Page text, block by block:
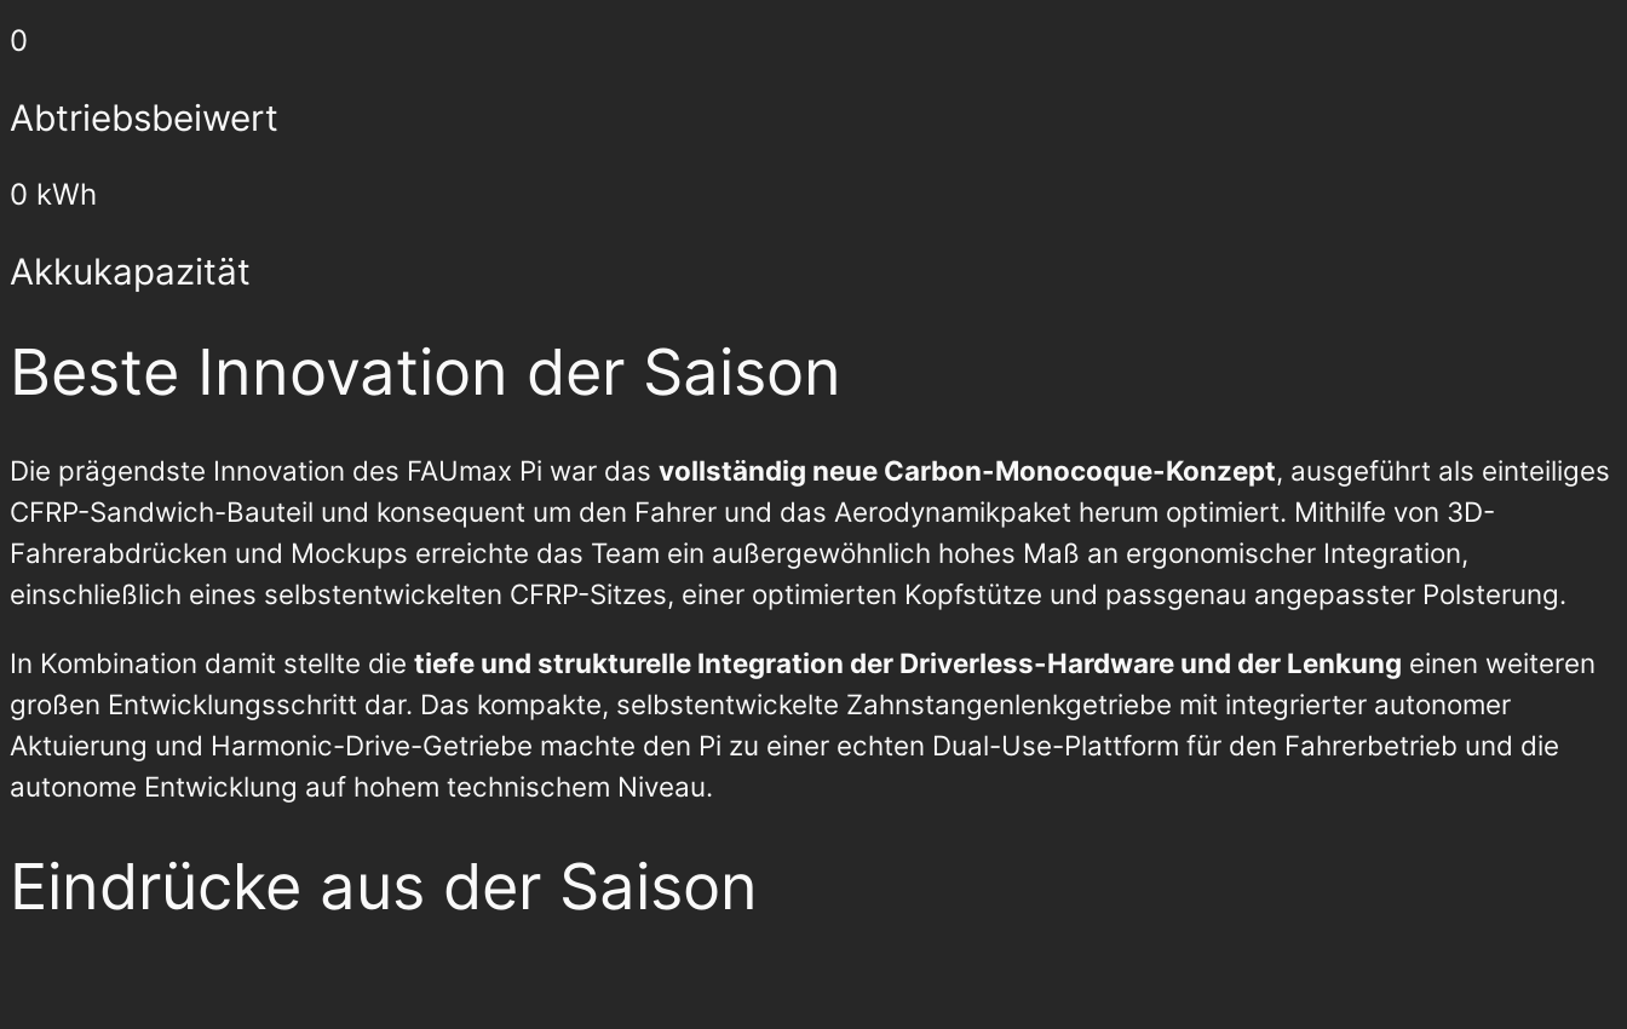
0
Abtriebsbeiwert
0 kWh
Akkukapazität
Beste Innovation der Saison
Die prägendste Innovation des FAUmax Pi war das vollständig neue Carbon-Monocoque-Konzept, ausgeführt als einteiliges
CFRP-Sandwich-Bauteil und konsequent um den Fahrer und das Aerodynamikpaket herum optimiert. Mithilfe von 3D-
Fahrerabdrücken und Mockups erreichte das Team ein außergewöhnlich hohes Maß an ergonomischer Integration,
einschließlich eines selbstentwickelten CFRP-Sitzes, einer optimierten Kopfstütze und passgenau angepasster Polsterung.
In Kombination damit stellte die tiefe und strukturelle Integration der Driverless-Hardware und der Lenkung einen weiteren
großen Entwicklungsschritt dar. Das kompakte, selbstentwickelte Zahnstangenlenkgetriebe mit integrierter autonomer
Aktuierung und Harmonic-Drive-Getriebe machte den Pi zu einer echten Dual-Use-Plattform für den Fahrerbetrieb und die
autonome Entwicklung auf hohem technischem Niveau.
Eindrücke aus der Saison